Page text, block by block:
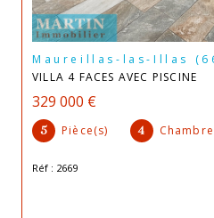
Maureillas-las-Illas
VILLA 4 FACES AVEC PISCINE
329 000 €
5 Pièce(s) 4
Réf : 2669